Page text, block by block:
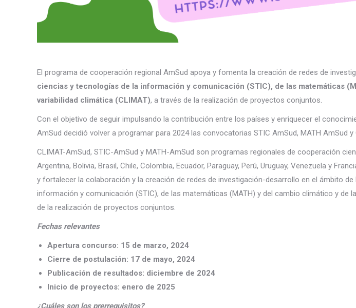
El programa de cooperación regional AmSud apoya y fomenta la creación de redes de
ciencias y tecnologías de la información y comunicación (STIC), de las matemáticas
variabilidad climática (CLIMAT), a través de la realización de proyectos conjuntos.
Con el objetivo de seguir impulsando la contribución entre los países y enriquecer el
AmSud decidió volver a programar para 2024 las convocatorias STIC AmSud, MATH AmSud y
CLIMAT-AmSud, STIC-AmSud y MATH-AmSud son programas regionales de cooperación
Argentina, Bolivia, Brasil, Chile, Colombia, Ecuador, Paraguay, Perú, Uruguay, Venezuela y
y fortalecer la colaboración y la creación de redes de investigación-desarrollo en el ámbito
información y comunicación (STIC), de las matemáticas (MATH) y del cambio climático y de
de la realización de proyectos conjuntos.
Fechas relevantes
Apertura concurso: 15 de marzo, 2024
Cierre de postulación: 17 de mayo, 2024
Publicación de resultados: diciembre de 2024
Inicio de proyectos: enero de 2025
¿Cuáles son los prerrequisitos?